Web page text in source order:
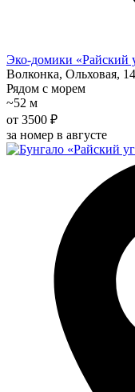
Эко-домики «Райский
Волконка, Ольховая, 14
Рядом с морем
~52 м
от 3500 ₽
за номер в августе